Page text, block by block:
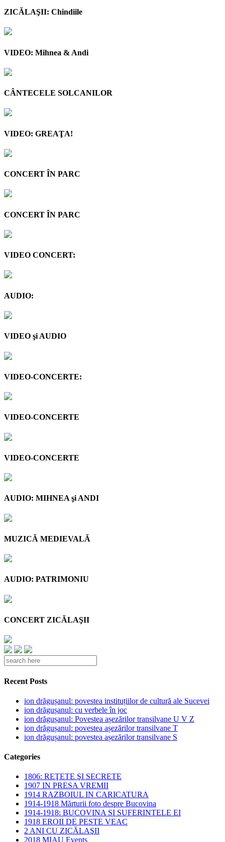
ZICĂLAŞII: Chindiile
VIDEO: Mihnea & Andi
CÂNTECELE SOLCANILOR
VIDEO: GREAŢA!
CONCERT ÎN PARC
CONCERT ÎN PARC
VIDEO CONCERT:
AUDIO:
VIDEO şi AUDIO
VIDEO-CONCERTE:
VIDEO-CONCERTE
VIDEO-CONCERTE
AUDIO: MIHNEA şi ANDI
MUZICĂ MEDIEVALĂ
AUDIO: PATRIMONIU
CONCERT ZICĂLAŞII
Recent Posts
ion drăgușanul: povestea instituțiilor de cultură ale Sucevei
ion drăgușanul: cu verbele în joc
ion drăgușanul: Povestea așezărilor transilvane U V Z
ion drăgușanul: povestea așezărilor transilvane T
ion drăgușanul: povestea așezărilor transilvane S
Categories
1806: REŢETE ŞI SECRETE
1907 IN PRESA VREMII
1914 RAZBOIUL IN CARICATURA
1914-1918 Mărturii foto despre Bucovina
1914-1918: BUCOVINA SI SUFERINTELE EI
1918 EROII DE PESTE VEAC
2 ANI CU ZICĂLAŞII
2018 MIAU Events